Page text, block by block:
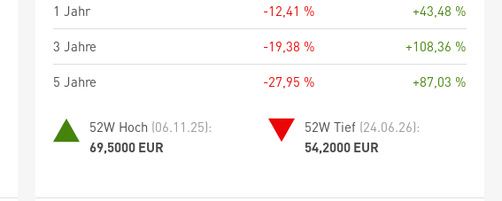
1 Jahr
-12,41 %
+43,48 %
3 Jahre
-19,38 %
+108,36 %
5 Jahre
-27,95 % +87,03 %
52W Hoch (06.11.25):
69,5000 EUR
52W Tief (24.06.26):
54,2000 EUR